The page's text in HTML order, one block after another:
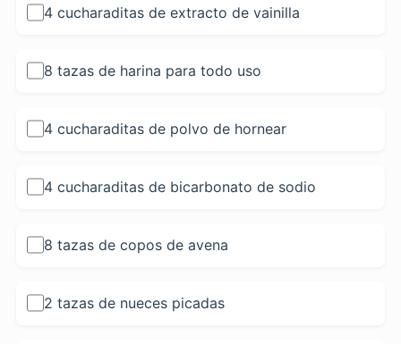
4 cucharaditas de extracto de vainilla
8 tazas de harina para todo uso
4 cucharaditas de polvo de hornear
4 cucharaditas de bicarbonato de sodio
8 tazas de copos de avena
2 tazas de nueces picadas